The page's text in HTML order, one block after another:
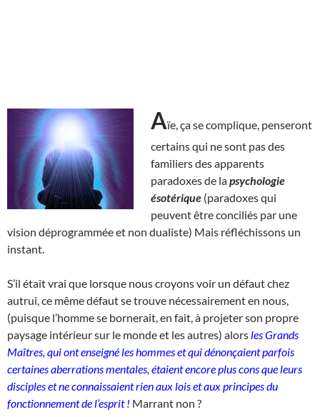
Aïe, ça se complique, penseront
certains qui ne sont pas des
familiers des apparents
paradoxes de lapsychologie
ésotérique (paradoxes qui
peuvent être conciliés par une
vision déprogrammée et non dualiste) Mais réfléchissons un
instant.
S’il était vrai que lorsque nous croyons voir un défaut chez
autrui, ce même défaut se trouve nécessairement en nous,
(puisque l’homme se bornerait, en fait, à projeter son propre
paysage intérieur sur le monde et les autres) alors les Grands
Maîtres, qui ont enseigné les hommes et qui dénonçaient parfois
certaines aberrations mentales, étaient encore plus cons que leurs
disciples et ne connaissaient rien aux lois et aux principes du
fonctionnement de l’esprit ! Marrant non ?